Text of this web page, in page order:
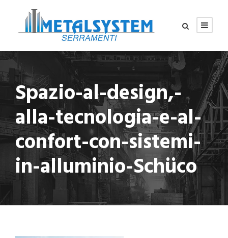
Spazio-al-design,-
alla-tecnologia-e-al-
confort-con-sistemi-
in-alluminio-Schüco